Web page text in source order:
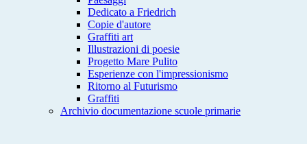
Dedicato a Friedrich
Copie d'autore
Graffiti art
Illustrazioni di poesie
Progetto Mare Pulito
Esperienze con l'impressionismo
Ritorno al Futurismo
Graffiti
Archivio documentazione scuole primarie